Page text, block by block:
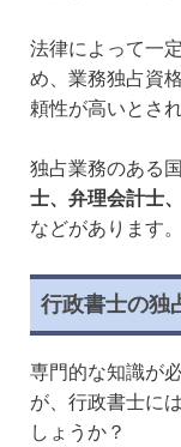
法律によって一
め、業務独占資
頼性が高いとさ
独占業務のある
士、弁理会計士
などがあります。
行政書士の独
専門的な知識が
が、行政書士に
しょうか？